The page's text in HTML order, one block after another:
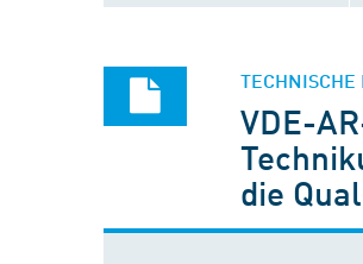
TECHNISCHE
VDE-
die